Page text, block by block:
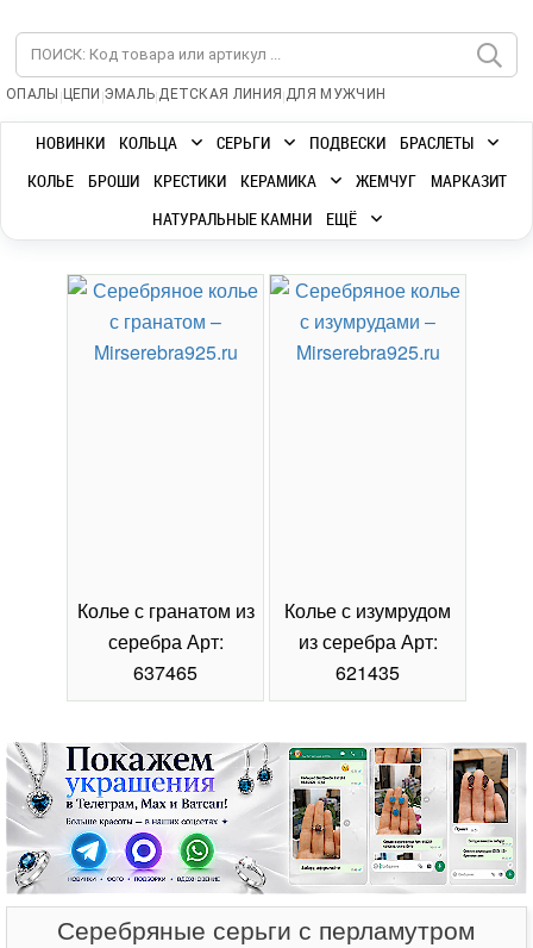
ОПАЛЫ | ЦЕПИ |ЭМАЛЬ|ДЕТСКАЯ ЛИНИЯ |ДЛЯ МУЖЧИН
НОВИНКИ КОЛЬЦА СЕРЬГИ ПОДВЕСКИ
БРАСЛЕТЫ
КОЛЬЕ
БРОШИ КРЕСТИКИ КЕРАМИКА ЖЕМЧУГ
МАРКАЗИТ
НАТУРАЛЬНЫЕ КАМНИ
ЕЩЁ
Колье с гранатом из
серебра Арт:
637465
Колье с изумрудом
из серебра Арт:
621435
Серебряные серьги с перламутром